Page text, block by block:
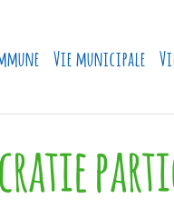
Vie municipale